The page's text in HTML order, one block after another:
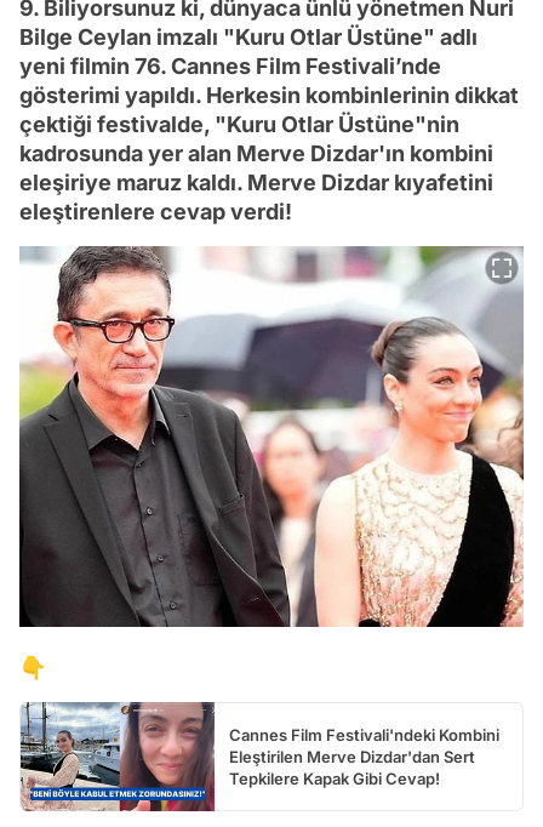
9. Biliyorsunuz ki, dünyaca ünlü yönetmen Nuri
Bilge Ceylan imzalı "Kuru Otlar Üstüne" adlı
yeni filmin 76. Cannes Film Festivali’nde
gösterimi yapıldı. Herkesin kombinlerinin dikkat
çektiği festivalde, "Kuru Otlar Üstüne"nin
kadrosunda yer alan Merve Dizdar'ın kombini
eleşiriye maruz kaldı. Merve Dizdar kıyafetini
eleştirenlere cevap verdi!
👇
Cannes Film Festivali'ndeki Kombini
Eleştirilen Merve Dizdar'dan Sert
Tepkilere Kapak Gibi Cevap!